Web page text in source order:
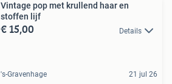
Vintage pop met krullend haar en
stoffen lijf
€ 15,00 Details
's-Gravenhage 21 jul 26